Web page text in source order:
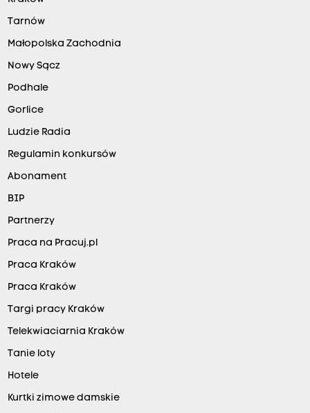
Tarnów
Małopolska Zachodnia
Nowy Sącz
Podhale
Gorlice
Ludzie Radia
Regulamin konkursów
Abonament
BIP
Partnerzy
Praca na Pracuj.pl
Praca Kraków
Praca Kraków
Targi pracy Kraków
Telekwiaciarnia Kraków
Tanie loty
Hotele
Kurtki zimowe damskie